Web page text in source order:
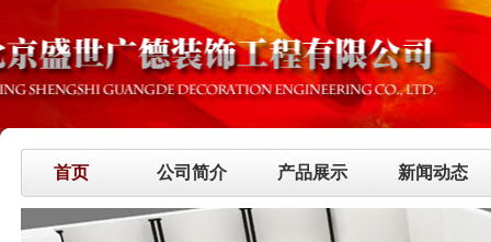
首页 公司简介 产品展示 新闻动态